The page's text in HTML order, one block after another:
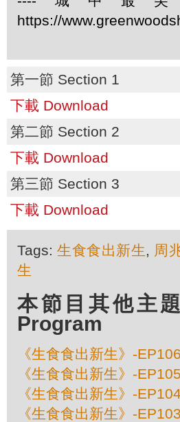
https://
第一節 Section 1
下載 Download
第二節 Section 2
下載 Download
第三節 Section 3
下載 Download
Tags:生食食出新生, 周
生
本節目其他主
Program
《生食食出新生》-
《生食食出新生》-
《生食食出新生》-
《生食食出新生》-